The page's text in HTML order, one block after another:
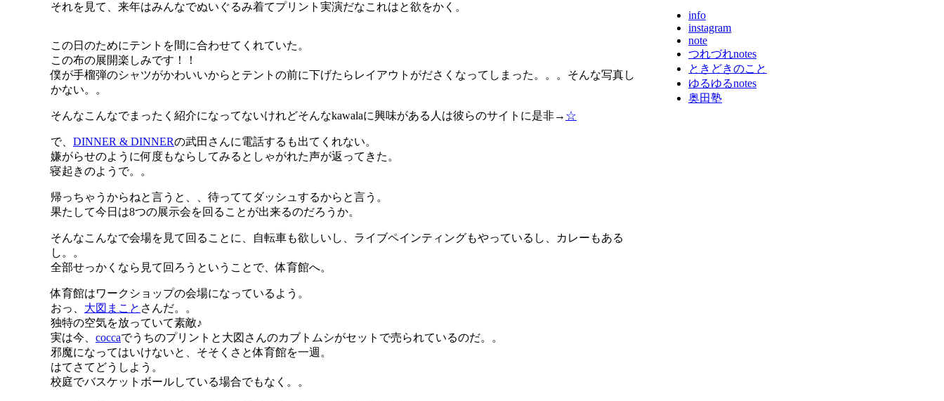
それを見て、来年はみんなでぬいぐるみ着てプリント実演だなこれはと欲をかく。
この日のためにテントを間に合わせてくれていた。
この布の展開楽しみです！！
僕が手榴弾のシャツがかわいいからとテントの前に下げたらレイアウトがださくなってしまった。。。そんな写真し
かない。。
そんなこんなでまったく紹介になってないけれどそんなkawalaに興味がある人は彼らのサイトに是非→ ☆
で、 DINNER & DINNERの武田さんに電話するも出てくれない。
嫌がらせのように何度もならしてみるとしゃがれた声が返ってきた。
寝起きのようで。。
帰っちゃうからねと言うと、、待っててダッシュするからと言う。
果たして今日は8つの展示会を回ることが出来るのだろうか。
そんなこんなで会場を見て回ることに、自転車も欲しいし、ライブペインティングもやっているし、カレーもある
し。。
全部せっかくなら見て回ろうということで、体育館へ。
体育館はワークショップの会場になっているよう。
おっ、 大図まこと さんだ。。
独特の空気を放っていて素敵♪
実は今、 coccaでうちのプリントと大図さんのカブトムシがセットで売られているのだ。。
邪魔になってはいけないと、そそくさと体育館を一週。
はてさてどうしよう。
校庭でバスケットボールしている場合でもなく。。
info
instagram
note
つれづれnotes
ときどきのこと
ゆるゆるnotes
奥田塾